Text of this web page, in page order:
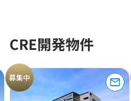
CRE開発物件
募集中